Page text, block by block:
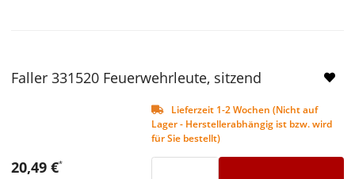
Faller 331520 Feuerwehrleute, sitzend
Lieferzeit 1-2 Wochen (Nicht auf
Lager - Herstellerabhängig ist bzw. wird
für Sie bestellt)
20,49 €*